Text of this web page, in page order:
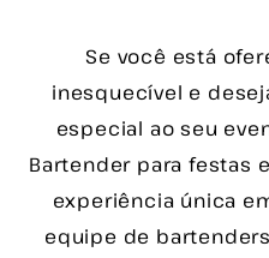
Se você está
inesquecível e
especial ao seu
Bartender para festas
experiência única
equipe de